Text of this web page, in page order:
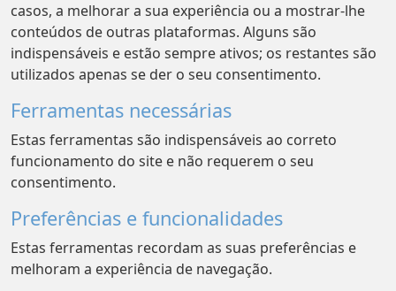
casos, a melhorar a sua experiência ou a mostrar-lhe
conteúdos de outras plataformas. Alguns são
indispensáveis e estão sempre ativos; os restantes são
utilizados apenas se der o seu consentimento.
Ferramentas necessárias
Estas ferramentas são indispensáveis ao correto
funcionamento do site e não requerem o seu
consentimento.
Preferências e funcionalidades
Estas ferramentas recordam as suas preferências e
melhoram a experiência de navegação.